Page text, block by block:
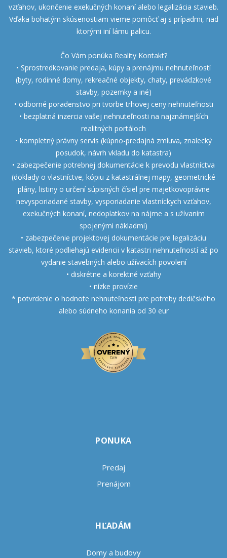
vzťahov, ukončenie exekučných konaní alebo legalizácia stavieb.
Vďaka bohatým skúsenostiam vieme pomôcť aj s prípadmi, nad
ktorými iní lámu palicu.
Čo Vám ponúka Reality Kontakt?
• Sprostredkovanie predaja, kúpy a prenájmu nehnuteľností
(byty, rodinné domy, rekreačné objekty, chaty, prevádzkové
stavby, pozemky a iné)
• odborné poradenstvo pri tvorbe trhovej ceny nehnuteľnosti
• bezplatná inzercia vašej nehnuteľnosti na najznámejších
realitných portáloch
• kompletný právny servis (kúpno-predajná zmluva, znalecký
posudok, návrh vkladu do katastra)
• zabezpečenie potrebnej dokumentácie k prevodu vlastníctva
(doklady o vlastníctve, kópiu z katastrálnej mapy, geometrické
plány, listiny o určení súpisných čísiel pre majetkovoprávne
nevysporiadané stavby, vysporiadanie vlastníckych vzťahov,
exekučných konaní, nedoplatkov na nájme a s užívaním
spojenými nákladmi)
• zabezpečenie projektovej dokumentácie pre legalizáciu
stavieb, ktoré podliehajú evidencii v katastri nehnuteľností až po
vydanie stavebných alebo užívacích povolení
• diskrétne a korektné vzťahy
• nízke provízie
* potvrdenie o hodnote nehnuteľnosti pre potreby dedičského
alebo súdneho konania od 30 eur
PONUKA
Predaj
Prenájom
HĽADÁM
Domy a budovy